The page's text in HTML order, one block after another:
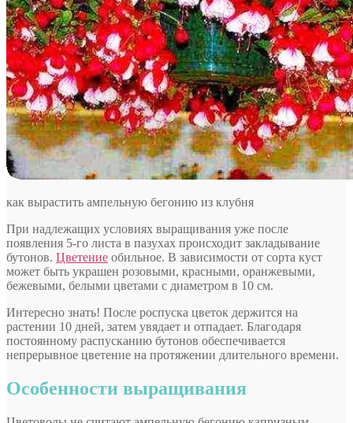
как вырастить ампельную бегонию из клубня
При надлежащих условиях выращивания уже после
появления 5-го листа в пазухах происходит закладывание
бутонов. Цветение обильное. В зависимости от сорта куст
может быть украшен розовыми, красными, оранжевыми,
бежевыми, белыми цветами с диаметром в 10 см.
Интересно знать! После роспуска цветок держится на
растении 10 дней, затем увядает и отпадает. Благодаря
постоянному распусканию бутонов обеспечивается
непрерывное цветение на протяжении длительного времени.
Особенности выращивания